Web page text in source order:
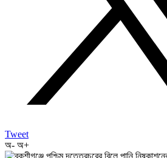
Tweet
অ- অ+